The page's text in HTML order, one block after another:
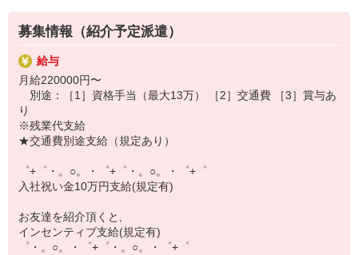
事務、経理、データ入力、コールセンター、受付
▼工場・製造・軽作業系
機械/食品製造・梱包・仕分け・加工・組立・検査
▼美容系
眉毛サロンのアイブロウ・ネイリスト・エステ
▼営業・販売
法人営業・アパレル販売・個別指導塾・人材紹介
▼人気案件も多数♪
短期・期間限定・オープニング・官公庁案件
上場/優良/大手企業など
【スマホ面接実施中】
￣￣￣￣￣￣￣￣￣
自宅に居ながらスマホでカンタン面接OK！
オンライン面談なのでスピード対応。
即日登録もOK♪
満足度◎
■携帯やインターネット販売業務
docomo(ドコモ)/au(エーユー)・KDDI/softbank(ソフトバンク)など
の大手キャリアから
ワイモバイル(Y!mobille)、楽天モバイル、UQなど格安スマホまで幅
広く紹介可能♪
人気のApple（アップル）店舗もございます！
募集情報（紹介予定派遣）
給与
月給220000円〜
別途：［1］資格手当（最大13万） ［2］交通費 ［3］賞与あ
り
※残業代支給
★交通費別途支給（規定あり）
゜+゜・。○。・゜+゜・。○。・゜+゜
入社祝い金10万円支給(規定有)
お友達を紹介頂くと,
インセンティブ支給(規定有)
゜・。○。・゜+゜・。○。・゜+゜